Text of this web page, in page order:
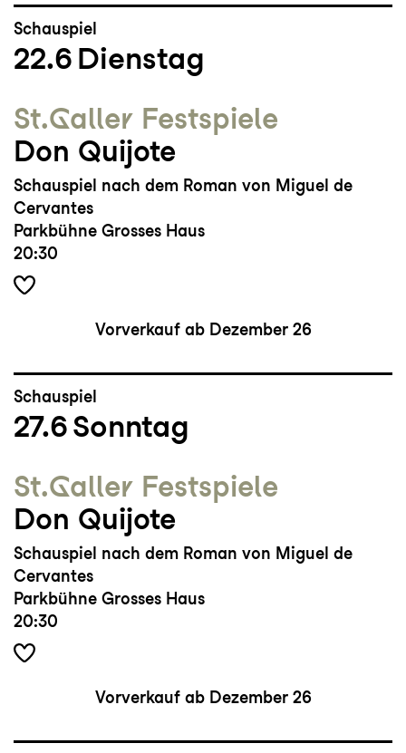
Schauspiel
22.6 Dienstag
St.Galler Festspiele
Don Quijote
Schauspiel nach dem Roman von Miguel de
Cervantes
Parkbühne Grosses Haus
20:30
Vorverkauf ab Dezember 26
Schauspiel
27.6Sonntag
St.Galler Festspiele
Don Quijote
Schauspiel nach dem Roman von Miguel de
Cervantes
Parkbühne Grosses Haus
20:30
Vorverkauf ab Dezember 26